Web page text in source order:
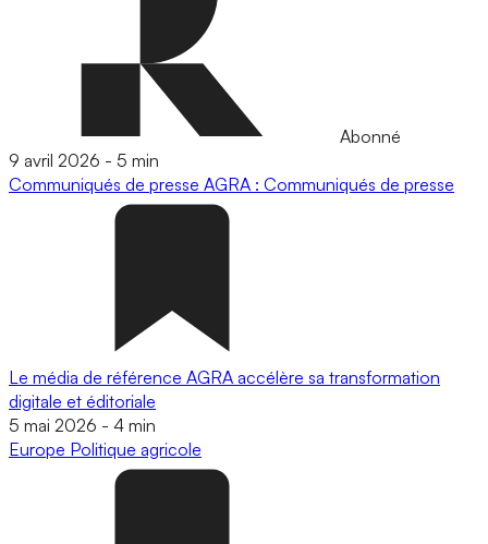
Abonné
9 avril 2026 - 5 min
Communiqués de presse AGRA : Communiqués de presse
Le média de référence AGRA accélère sa transformation
digitale et éditoriale
5 mai 2026 - 4 min
Europe Politique agricole